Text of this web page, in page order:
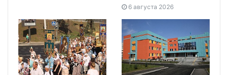
6 августа 2026